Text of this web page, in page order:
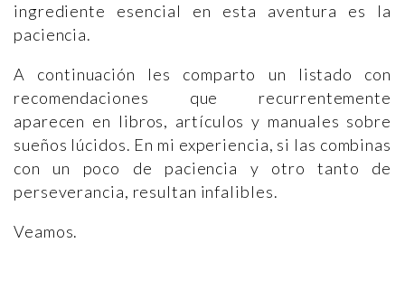
ingrediente esencial en esta aventura es la
paciencia.
A continuación les comparto un listado con
recomendaciones que recurrentemente
aparecen en libros, artículos y manuales sobre
sueños lúcidos. En mi experiencia, si las combinas
con un poco de paciencia y otro tanto de
perseverancia, resultan infalibles.
Veamos.